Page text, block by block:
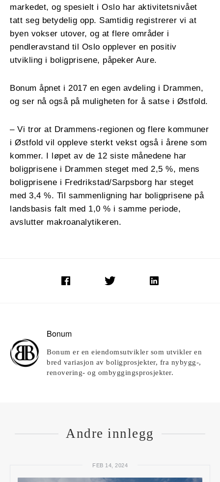
markedet, og spesielt i Oslo har aktivitetsnivået
tatt seg betydelig opp. Samtidig registrerer vi at
byen vokser utover, og at flere områder i
pendleravstand til Oslo opplever en positiv
utvikling i boligprisene, påpeker Aure.
Bonum åpnet i 2017 en egen avdeling i Drammen,
og ser nå også på muligheten for å satse i Østfold.
– Vi tror at Drammens-regionen og flere kommuner
i Østfold vil oppleve sterkt vekst også i årene som
kommer. I løpet av de 12 siste månedene har
boligprisene i Drammen steget med 2,5 %, mens
boligprisene i Fredrikstad/Sarpsborg har steget
med 3,4 %. Til sammenligning har boligprisene på
landsbasis falt med 1,0 % i samme periode,
avslutter makroanalytikeren.
Bonum
Bonum er en eiendomsutvikler som utvikler en
bred variasjon av boligprosjekter, fra nybygg-,
renovering- og ombyggingsprosjekter.
Andre innlegg
FEB 14, 2024